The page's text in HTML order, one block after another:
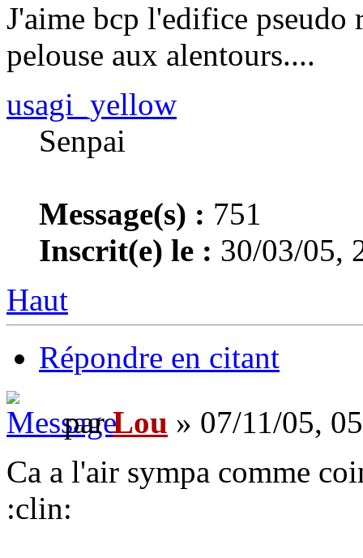
J'aime bcp l'edifice
pelouse aux alentours....
usagi_yellow
Senpai
Message(s) : 751
Inscrit(e) le : 30/03/05,
Haut
Répondre en citant
parLou » 07/11/05,
Ca a l'air sympa comme
:clin: